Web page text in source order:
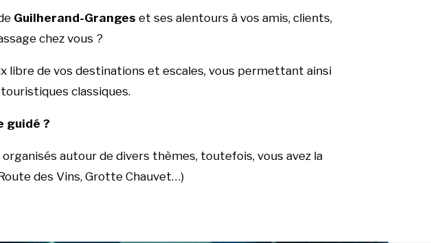
Guilherand-Granges et ses alentours à vos amis, clients,
chez vous ?
libre de vos destinations et escales, vous permettant ainsi
classiques.
guidé ?
autour de divers thèmes, toutefois, vous avez la
des Vins, Grotte Chauvet…)